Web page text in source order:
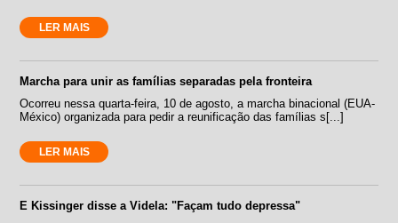
LER MAIS
Marcha para unir as famílias separadas pela fronteira
Ocorreu nessa quarta-feira, 10 de agosto, a marcha binacional (EUA-
México) organizada para pedir a reunificação das famílias s[...]
LER MAIS
E Kissinger disse a Videla: "Façam tudo depressa"